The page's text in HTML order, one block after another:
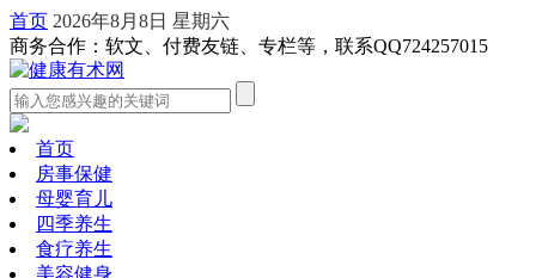
首页 2026年8月8日 星期六
商务合作：软文、付费友链、专栏等，联系QQ724257015
首页
房事保健
母婴育儿
四季养生
食疗养生
美容健身